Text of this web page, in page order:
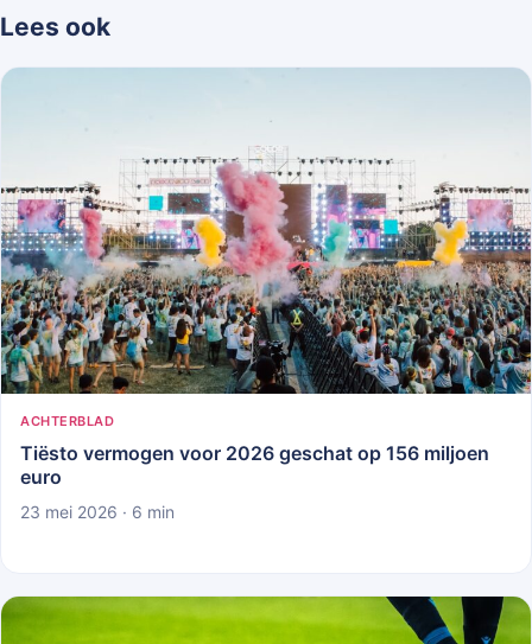
Lees ook
ACHTERBLAD
Tiësto vermogen voor 2026 geschat op 156 miljoen
euro
23 mei 2026 · 6 min